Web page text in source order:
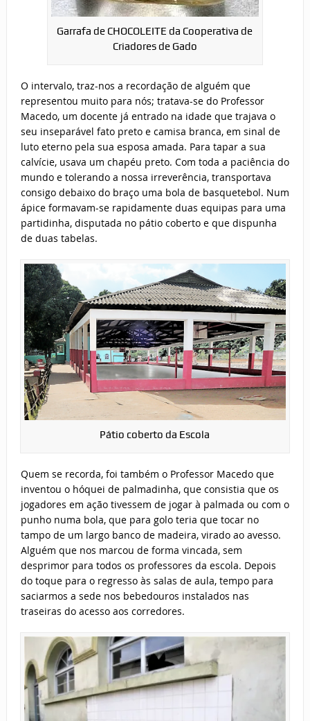
Garrafa de CHOCOLEITE da Cooperativa de
Criadores de Gado
O intervalo, traz-nos a recordação de alguém que
representou muito para nós; tratava-se do Professor
Macedo, um docente já entrado na idade que trajava o
seu inseparável fato preto e camisa branca, em sinal de
luto eterno pela sua esposa amada. Para tapar a sua
calvície, usava um chapéu preto. Com toda a paciência do
mundo e tolerando a nossa irreverência, transportava
consigo debaixo do braço uma bola de basquetebol. Num
ápice formavam-se rapidamente duas equipas para uma
partidinha, disputada no pátio coberto e que dispunha
de duas tabelas.
Pátio coberto da Escola
Quem se recorda, foi também o Professor Macedo que
inventou o hóquei de palmadinha, que consistia que os
jogadores em ação tivessem de jogar à palmada ou com o
punho numa bola, que para golo teria que tocar no
tampo de um largo banco de madeira, virado ao avesso.
Alguém que nos marcou de forma vincada, sem
desprimor para todos os professores da escola. Depois
do toque para o regresso às salas de aula, tempo para
saciarmos a sede nos bebedouros instalados nas
traseiras do acesso aos corredores.